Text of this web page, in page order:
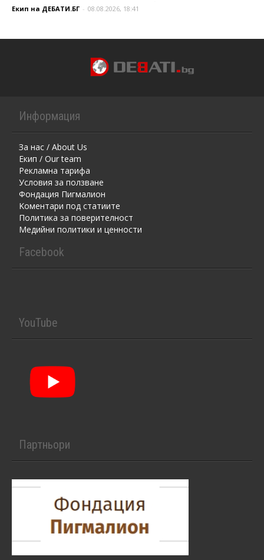
Екип на ДЕБАТИ.БГ - 08.08.2026, 18:41
Информация
За нас / About Us
Екип / Our team
Рекламна тарифа
Условия за ползване
Фондация Пигмалион
Kоментaри под статиите
Политика за поверителност
Медийни политики и ценности
Facebook
YouTube
Партньори